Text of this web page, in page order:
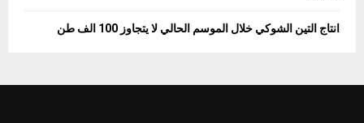
انتاج التين الشوكي خلال الموسم الحالي لا يتجاوز 100 الف طن